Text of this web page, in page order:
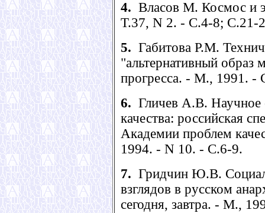
4. Власов М. Космос и
Т.37, N 2. - С.4-8; С.21-
5. Габитова Р.М.
"альтернативный образ
прогресса. - М., 1991. -
6. Гличев А.В. Научное
качества: российская
Академии проблем
1994. - N 10. - С.6-9.
7. Гридчин Ю.В.
взглядов в русском
сегодня, завтра. - М.,